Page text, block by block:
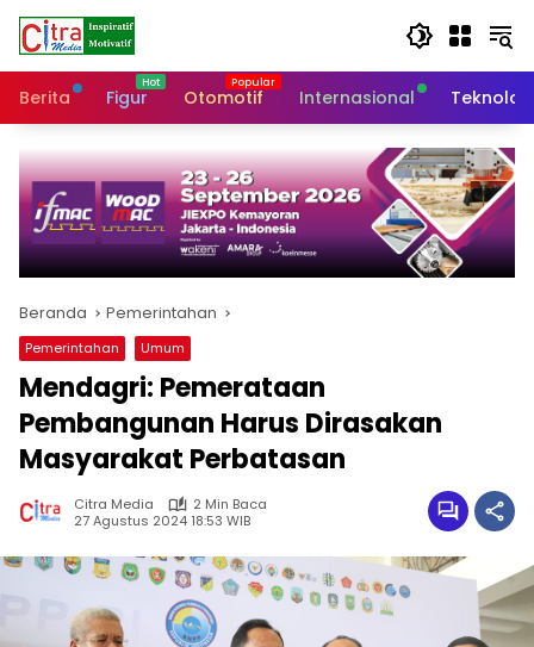
Langsung
konten
Berita
Figur Otomotif Internasional
Beranda Pemerintahan
Pemerintahan Umum
Mendagri: Pemerataan
Pembangunan Harus Dirasakan
Masyarakat Perbatasan
Citra Media
2 Min Baca
27 Agustus 2024 18:53 WIB